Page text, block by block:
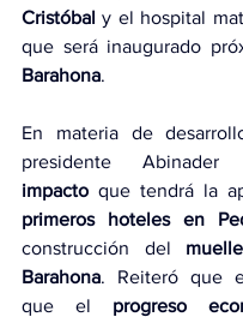
Cristóbal y el hospital
Barahona.
En materia de
impacto
primeros hoteles en
construcción del
Barahona. Reiteró que
que el progreso